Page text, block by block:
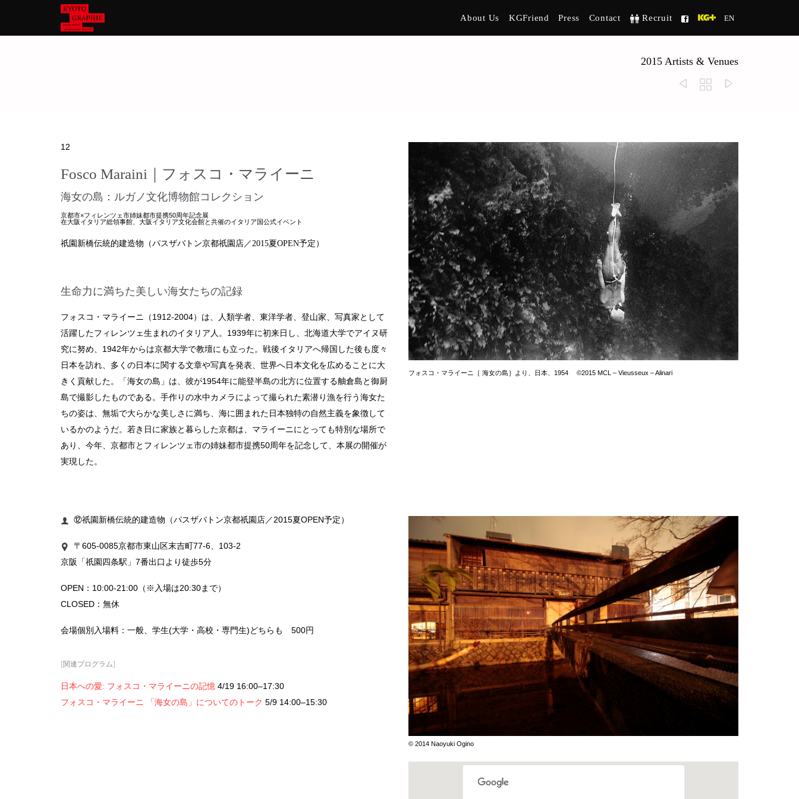
About Us KGFriend Press Contact  Recruit  EN
2015 Artists & Venues
  
12
Fosco Maraini｜フォスコ・マライーニ
海女の島：ルガノ文化博物館コレクション
京都市×フィレンツェ市姉妹都市提携50周年記念展
在大阪イタリア総領事館、大阪イタリア文化会館と共催のイタリア国公式イベント
祇園新橋伝統的建造物（パスザバトン京都祇園店／2015夏OPEN予定）
生命力に満ちた美しい海女たちの記録
フォスコ・マライーニ（1912-2004）は、人類学者、東洋学者、登山家、写真家として
活躍したフィレンツェ生まれのイタリア人。1939年に初来日し、北海道大学でアイヌ研
究に努め、1942年からは京都大学で教壇にも立った。戦後イタリアへ帰国した後も度々
日本を訪れ、多くの日本に関する文章や写真を発表、世界へ日本文化を広めることに大
きく貢献した。「海女の島」は、彼が1954年に能登半島の北方に位置する舳倉島と御厨
島で撮影したものである。手作りの水中カメラによって撮られた素潜り漁を行う海女た
ちの姿は、無垢で大らかな美しさに満ち、海に囲まれた日本独特の自然主義を象徴して
いるかのようだ。若き日に家族と暮らした京都は、マライーニにとっても特別な場所で
あり、今年、京都市とフィレンツェ市の姉妹都市提携50周年を記念して、本展の開催が
実現した。
フォスコ・マライーニ［ 海女の島］より、日本、1954 ©2015 MCL – Vieusseux – Alinari
 ⑫祇園新橋伝統的建造物（パスザバトン京都祇園店／2015夏OPEN予定）

〒605-0085京都市東山区末吉町77-6、103-2
京阪「祇園四条駅」7番出口より徒歩5分
OPEN：10:00-21:00（※入場は20:30まで）
CLOSED：無休
会場個別入場料：一般、学生(大学・高校・専門生)どちらも 500円
[関連プログラム]
日本への愛: フォスコ・マライーニの記憶 4/19 16:00–17:30
フォスコ・マライーニ 「海女の島」についてのトーク 5/9 14:00–15:30
© 2014 Naoyuki Ogino